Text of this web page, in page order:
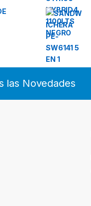
las Novedades